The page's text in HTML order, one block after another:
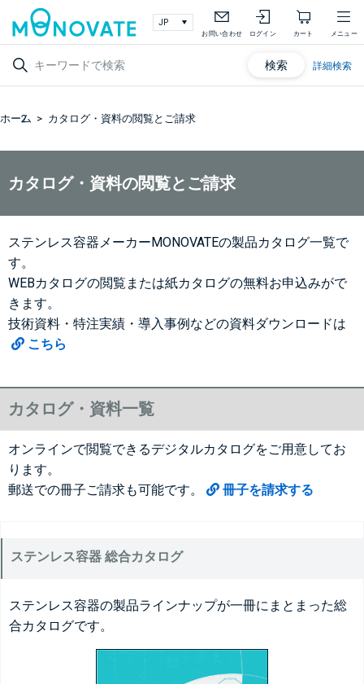
お問い合わせ ログイン カート メニュー
検索 詳細検索
ホーム カタログ・資料の閲覧とご請求
カタログ・資料の閲覧とご請求
ステンレス容器メーカーMONOVATEの製品カタログ一覧で
す。
WEBカタログの閲覧または紙カタログの無料お申込みがで
きます。
技術資料・特注実績・導入事例などの資料ダウンロードは
こちら
カタログ・資料一覧
オンラインで閲覧できるデジタルカタログをご用意してお
ります。
郵送での冊子ご請求も可能です。
冊子を請求する
ステンレス容器 総合カタログ
ステンレス容器の製品ラインナップが一冊にまとまった総
合カタログです。